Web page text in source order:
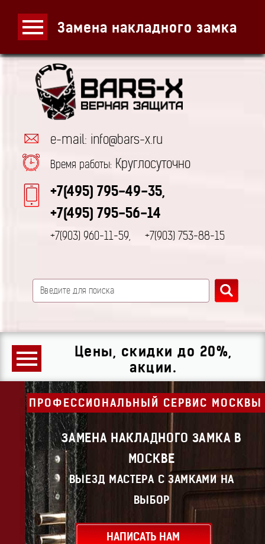
Замена накладного замка
e-mail: info@bars-x.ru
Время работы: Круглосуточно
+7(495) 795-49-35,
+7(495) 795-56-14
+7(903) 960-11-59, +7(903) 753-88-15
Цены, скидки до 20%,
акции.
ПРОФЕССИОНАЛЬНЫЙ СЕРВИС МОСКВЫ
ЗАМЕНА НАКЛАДНОГО ЗАМКА В
МОСКВЕ
ВЫЕЗД МАСТЕРА С ЗАМКАМИ НА
ВЫБОР
НАПИСАТЬ НАМ